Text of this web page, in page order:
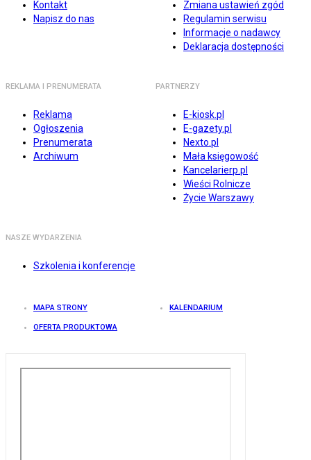
Kontakt
Napisz do nas
Zmiana ustawień zgód
Regulamin serwisu
Informacje o nadawcy
Deklaracja dostępności
REKLAMA I PRENUMERATA
Reklama
Ogłoszenia
Prenumerata
Archiwum
PARTNERZY
E-kiosk.pl
E-gazety.pl
Nexto.pl
Mała księgowość
Kancelarierp.pl
Wieści Rolnicze
Życie Warszawy
NASZE WYDARZENIA
Szkolenia i konferencje
MAPA STRONY KALENDARIUM
OFERTA PRODUKTOWA